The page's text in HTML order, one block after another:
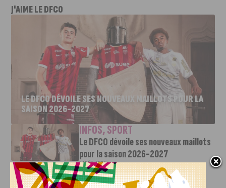
J'AIME LE DFCO
LE DFCO DÉVOILE SES NOUVEAUX MAILLOTS POUR LA
SAISON 2026-2027
INFOS,SPORT
Le DFCO dévoile ses nouveaux maillots
pour la saison 2026-2027
6 AOÛT, 2026
Le club dijonnais a présenté ses nouveaux maillots
pour son retour en Ligue 2....